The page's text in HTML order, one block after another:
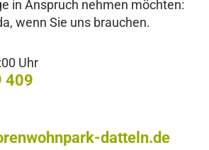
in Anspruch nehmen möchten:
wenn Sie uns brauchen.
Uhr
409
datteln.de